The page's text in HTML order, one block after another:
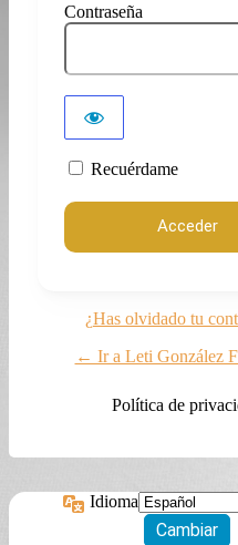
Contraseña
Recuérdame
¿Has olvidado tu
← Ir a Leti González
Política de
Idioma